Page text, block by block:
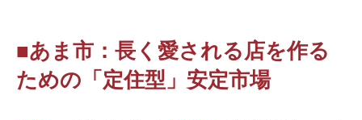
■あま市：長く愛される店を作る
ための「定住型」安定市場